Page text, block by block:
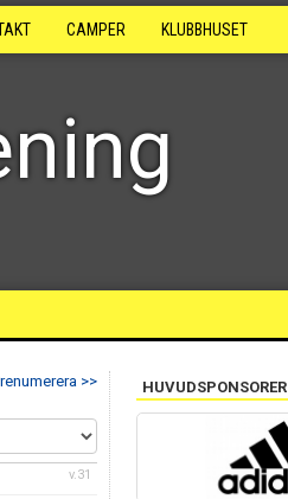
CAMPER KLUBBHUSET
>>
v.31
HUVUDSPONSORER